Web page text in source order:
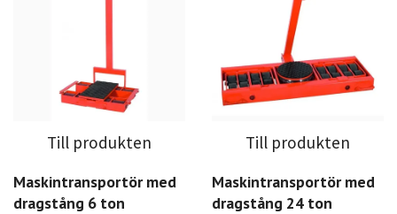
Till produkten
Maskintransportör med
dragstång 6 ton
Till produkten
Maskintransportör med
dragstång 24 ton